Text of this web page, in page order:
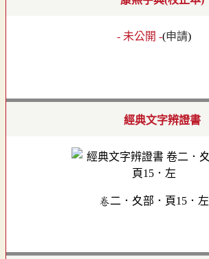
- 未公開 -(申請)
經典文字辨證書
卷二．夊部．頁15．左